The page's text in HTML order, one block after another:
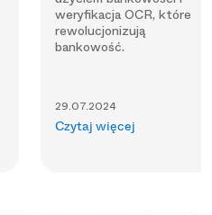
weryfikacja OCR, które
rewolucjonizują
bankowość.
29.07.2024
Czytaj więcej